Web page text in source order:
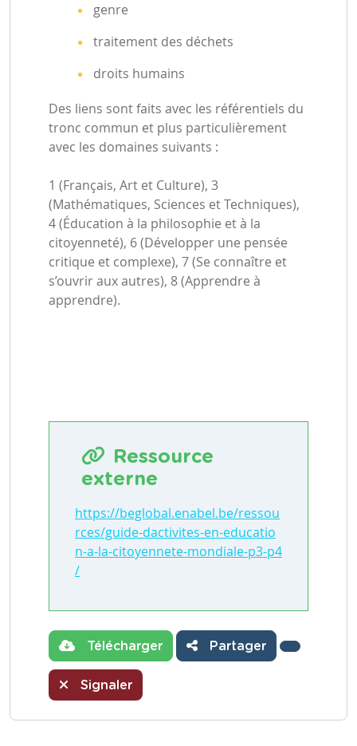
genre
traitement des déchets
droits humains
Des liens sont faits avec les référentiels du
tronc commun et plus particulièrement
avec les domaines suivants :
1 (Français, Art et Culture), 3
(Mathématiques, Sciences et Techniques),
4 (Éducation à la philosophie et à la
citoyenneté), 6 (Développer une pensée
critique et complexe), 7 (Se connaître et
s’ouvrir aux autres), 8 (Apprendre à
apprendre).
Ressource
externe
https://beglobal.enabel.be/ressou
rces/guide-dactivites-en-educatio
n-a-la-citoyennete-mondiale-p3-p4
/
Télécharger Partager
Signaler